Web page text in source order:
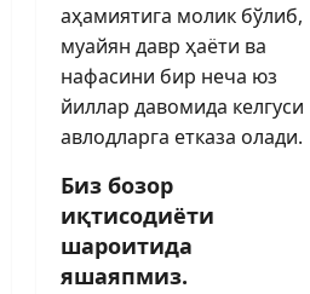
аҳамиятига молик бўлиб,
муайян давр ҳаёти ва
нафасини бир неча юз
йиллар давомида келгуси
авлодларга етказа олади.
Биз бозор
иқтисодиёти
шароитида
яшаяпмиз.